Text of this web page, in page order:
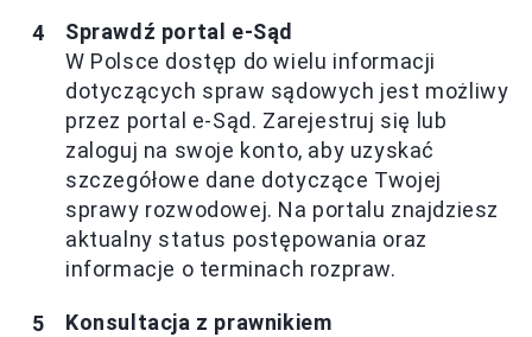
Sprawdź portal e-Sąd
W Polsce dostęp do wielu informacji
dotyczących spraw sądowych jest możliwy
przez portal e-Sąd. Zarejestruj się lub
zaloguj na swoje konto, aby uzyskać
szczegółowe dane dotyczące Twojej
sprawy rozwodowej. Na portalu znajdziesz
aktualny status postępowania oraz
informacje o terminach rozpraw.
Konsultacja z prawnikiem